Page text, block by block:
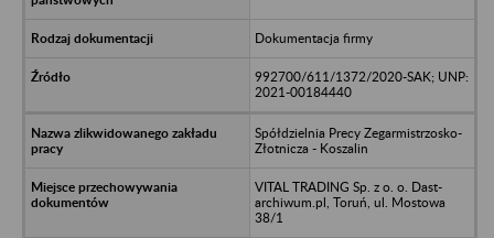
Dokumentacja firmy
992700/611/1372/2020-SAK; UNP:
2021-00184440
Spółdzielnia Precy Zegarmistrzosko-
Złotnicza - Koszalin
VITAL TRADING Sp. z o. o. Dast-
archiwum.pl, Toruń, ul. Mostowa
38/1